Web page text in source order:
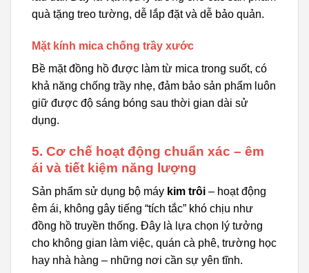
quà tặng treo tường, dễ lắp đặt và dễ bảo quản.
Mặt kính mica chống trầy xước
Bề mặt đồng hồ được làm từ mica trong suốt, có
khả năng chống trầy nhẹ, đảm bảo sản phẩm luôn
giữ được độ sáng bóng sau thời gian dài sử
dụng.
5. Cơ chế hoạt động chuẩn xác – êm
ái và tiết kiệm năng lượng
Sản phẩm sử dụng bộ máy kim trôi – hoạt động
êm ái, không gây tiếng “tích tắc” khó chịu như
đồng hồ truyền thống. Đây là lựa chọn lý tưởng
cho không gian làm việc, quán cà phê, trường học
hay nhà hàng – những nơi cần sự yên tĩnh.